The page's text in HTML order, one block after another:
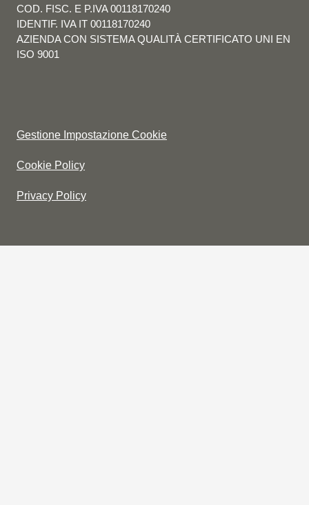
COD. FISC. E P.IVA 00118170240
IDENTIF. IVA IT 00118170240
AZIENDA CON SISTEMA QUALITÀ CERTIFICATO UNI EN
ISO 9001
Gestione Impostazione Cookie
Cookie Policy
Privacy Policy